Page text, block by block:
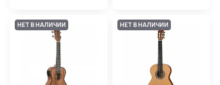
НЕТ В НАЛИЧИИ НЕТ В НАЛИЧИИ